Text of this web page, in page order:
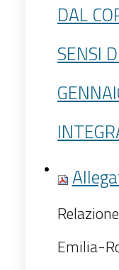
DAL
SENSI
Emilia-